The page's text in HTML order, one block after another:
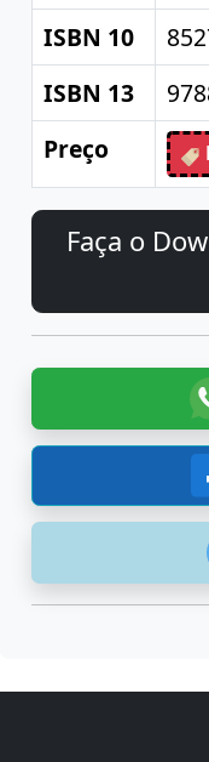
ISBN 10
ISBN 13
Preço
Faça o